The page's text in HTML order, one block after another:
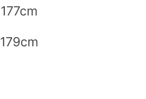
177cm
179cm